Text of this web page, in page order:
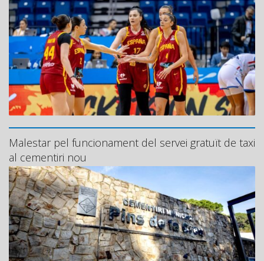
Malestar pel funcionament del servei gratuït de taxi
al cementiri nou